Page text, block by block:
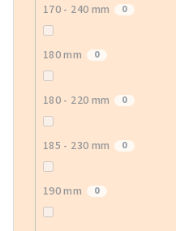
170 - 240 mm 0
180 mm 0
180 - 220 mm 0
185 - 230 mm 0
190 mm 0